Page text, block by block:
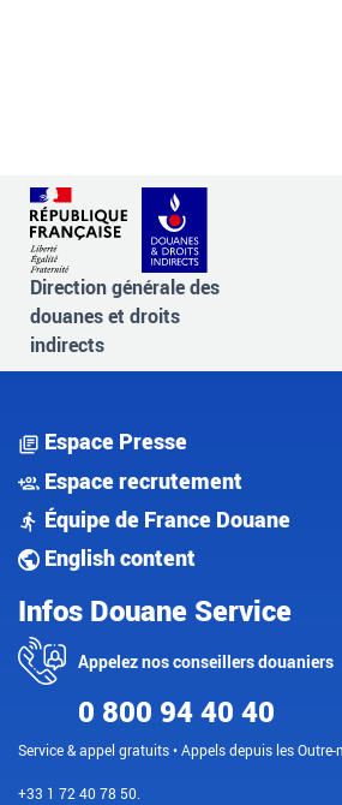
Direction générale des
douanes et droits
indirects
Espace Presse
Espace recrutement
Équipe de France Douane
English content
Infos Douane Service
Appelez nos conseillers douaniers
0 800 94 40 40
Service & appel gratuits • Appels depuis les Outre-
+33 1 72 40 78 50.